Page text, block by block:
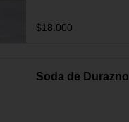
$18.000
Soda de Durazno